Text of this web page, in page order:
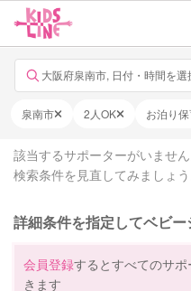
大阪府泉南市, 日付・時間を選
泉南市 2人OK お泊り
該当するサポーターがいません
検索条件を見直してみましょう
詳細条件を指定してベビ
会員登録するとすべてのサ
きます